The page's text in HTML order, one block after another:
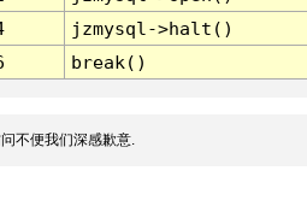
jzmysql->halt()
break()
不便我们深感歉意.